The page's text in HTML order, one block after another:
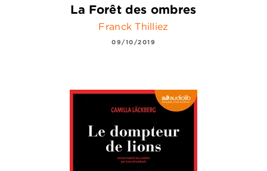
La Forêt des ombres
Franck Thilliez
09/10/2019